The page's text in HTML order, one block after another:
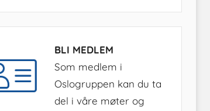
BLI MEDLEM
Som medlem i
Oslogruppen kan du ta
del i våre møter og